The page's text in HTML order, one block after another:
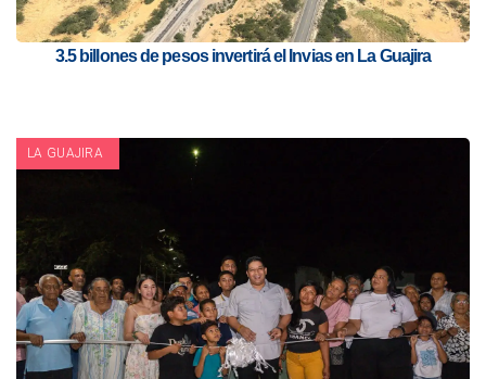
3.5 billones de pesos invertirá el Invias en La Guajira
LA GUAJIRA